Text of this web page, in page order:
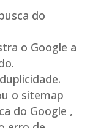
do
o Google a
o sitemap
do Google ,